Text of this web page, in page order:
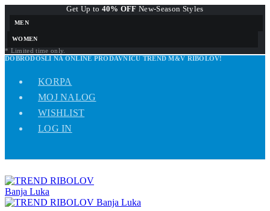
Get Up to 40% OFF New-Season Styles
MEN
WOMEN
* Limited time only.
DOBRODOŠLI NA ONLINE PRODAVNICU TREND M&V RIBOLOV!
KORPA
MOJ NALOG
WISHLIST
LOG IN